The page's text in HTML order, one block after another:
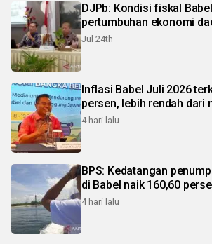
DJPb: Kondisi fiskal
pertumbuhan ekonomi
Jul 24th
Inflasi Babel Juli 2026
persen, lebih rendah dari
4 hari lalu
BPS: Kedatangan
di Babel naik 160,60
4 hari lalu